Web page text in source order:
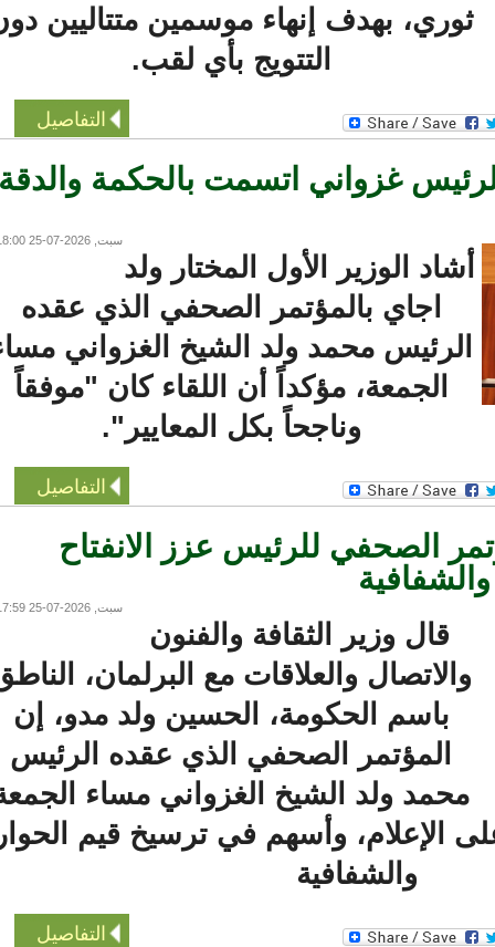
بهدف إنهاء موسمين متتاليين دون
التتويج بأي لقب.
التفاصيل
غزواني اتسمت بالحكمة والدقة
سبت, 2026-07-25 18:00
الوزير الأول المختار ولد
اجاي بالمؤتمر الصحفي الذي عقده
محمد ولد الشيخ الغزواني مساء
الجمعة، مؤكداً أن اللقاء كان "موفقاً
وناجحاً بكل المعايير".
التفاصيل
الصحفي للرئيس عزز الانفتاح
سبت, 2026-07-25 17:59
قال وزير الثقافة والفنون
والاتصال والعلاقات مع البرلمان، الناطق
باسم الحكومة، الحسين ولد مدو، إن
المؤتمر الصحفي الذي عقده الرئيس
محمد ولد الشيخ الغزواني مساء الجمعة
الإعلام، وأسهم في ترسيخ قيم الحوار
والشفافية
التفاصيل